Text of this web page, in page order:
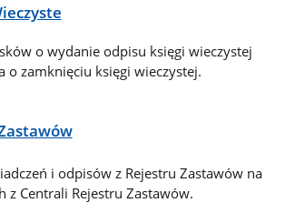
o wydanie odpisu księgi wieczystej
o zamknięciu księgi wieczystej.
i odpisów z Rejestru Zastawów na
z Centrali Rejestru Zastawów.